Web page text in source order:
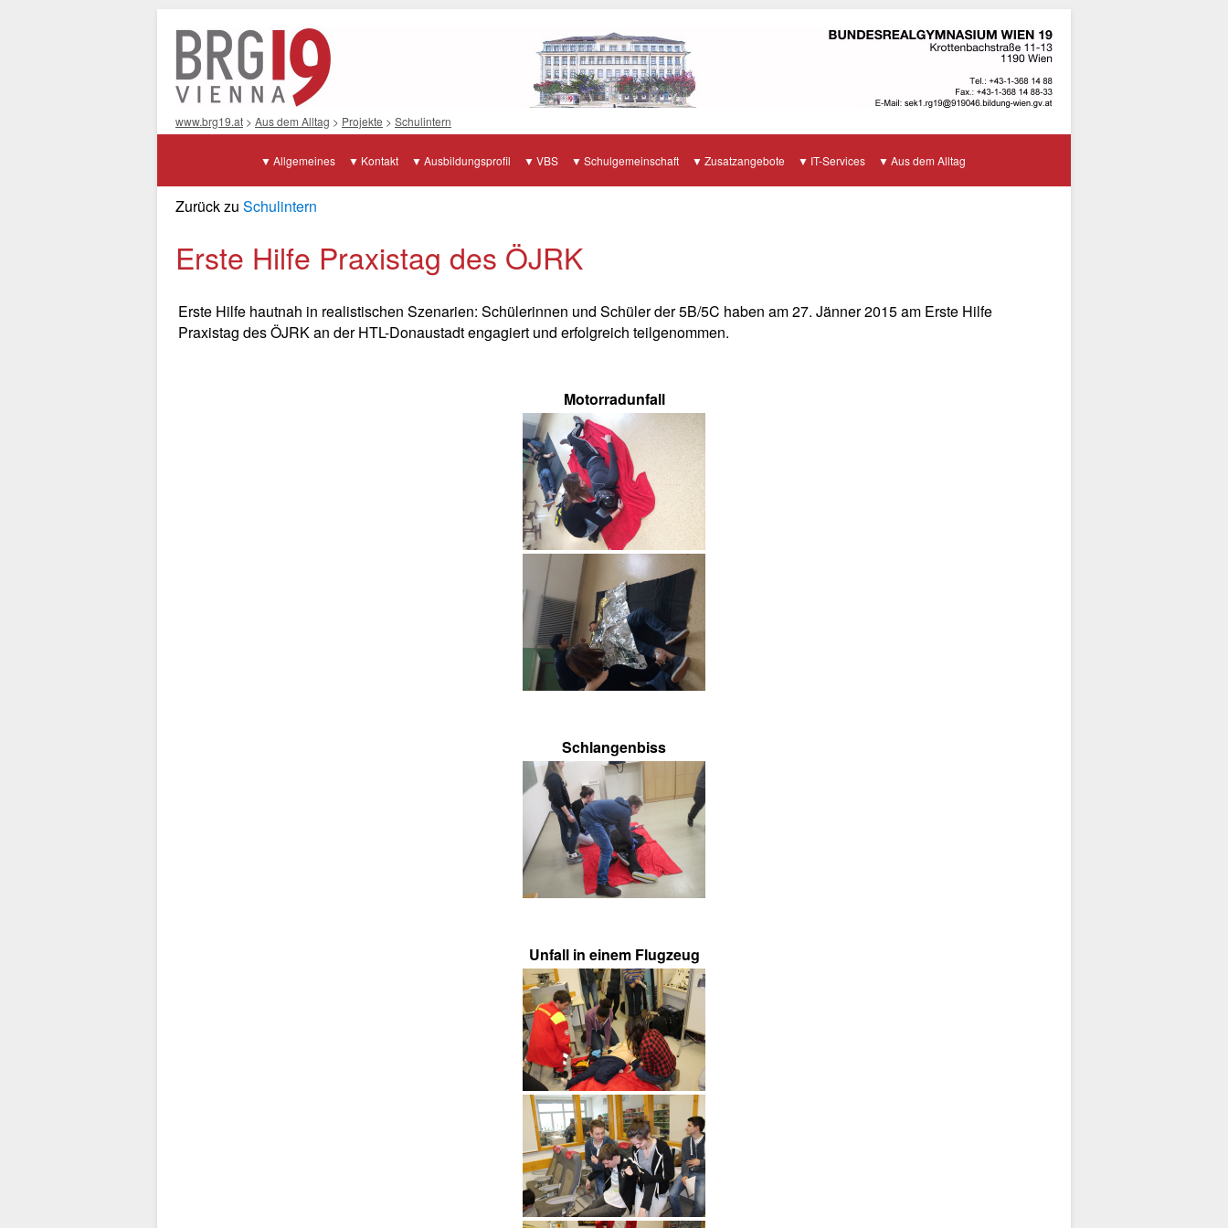
www.brg19.at > Aus dem Alltag > Projekte > Schulintern
Allgemeines Kontakt Ausbildungsprofil VBS Schulgemeinschaft Zusatzangebote IT-Services Aus dem Alltag
Zurück zu Schulintern
Erste Hilfe Praxistag des ÖJRK
Erste Hilfe hautnah in realistischen Szenarien: Schülerinnen und Schüler der 5B/5C haben am 27. Jänner 2015 am Erste Hilfe
Praxistag des ÖJRK an der HTL-Donaustadt engagiert und erfolgreich teilgenommen.
Motorradunfall
Schlangenbiss
Unfall in einem Flugzeug